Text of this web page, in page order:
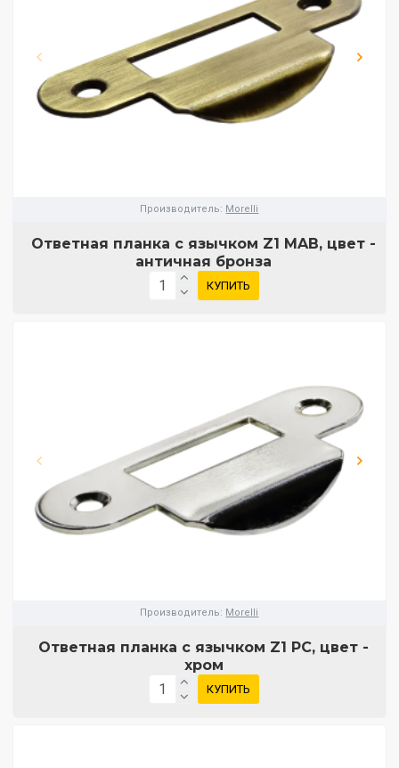
Производитель: Morelli
Ответная планка с язычком Z1 MAB, цвет -
античная бронза
КУПИТЬ
Производитель: Morelli
Ответная планка с язычком Z1 PC, цвет -
хром
КУПИТЬ